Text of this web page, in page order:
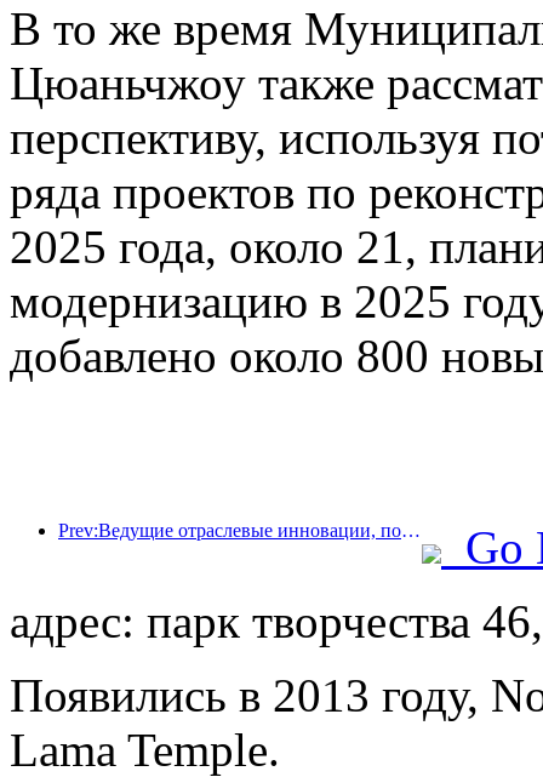
В то же время
Цюаньчжоу также
перспективу, используя
ряда проектов по
2025 года, около 21,
модернизацию в 2025
добавлено около 800
Prev:Ведущие отраслевые инновации, повышение здорового потребления, Китайская гостиничная ассоциация совместно с Xilinmen, чтобы помочь индустрии гостиничного сна выйти на путь высококачественного развития
Go
адрес: парк творчества
Появились в 2013 году,
Lama Temple.